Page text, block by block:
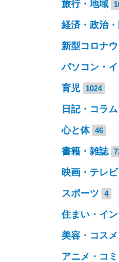
旅行・地域
経済・政治
新型コロナ
パソコン・
育児 1024
日記・コラ
心と体 46
書籍・雑誌
映画・テレビ
スポーツ 4
住まい・イ
美容・コスメ
アニメ・コミ